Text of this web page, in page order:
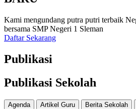
Kami mengundang putra putri terbaik
bersama SMP Negeri 1 Sleman
Daftar Sekarang
Publikasi
Publikasi Sekolah
Agenda Artikel Guru Berita Sekolah